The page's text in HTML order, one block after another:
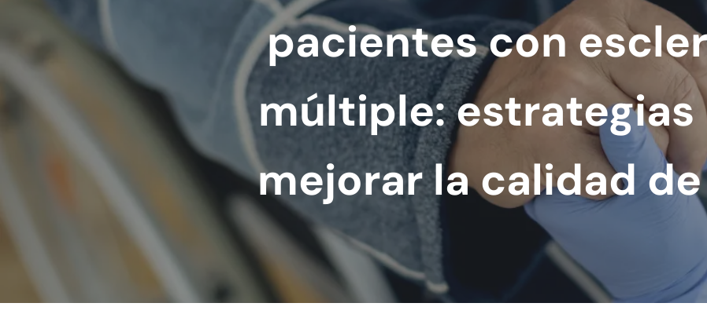
pacientes con
múltiple: estrategias
mejorar la calidad